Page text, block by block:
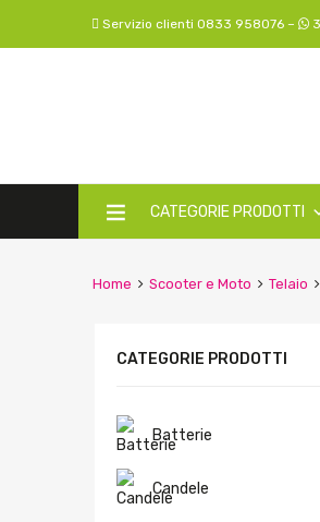
Servizio clienti 0833 958076 –
CATEGORIE PRODOTTI
Home Scooter e Moto Telaio
CATEGORIE PRODOTTI
Batterie
Candele